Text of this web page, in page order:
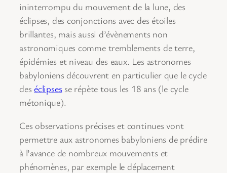
ininterrompu du mouvement de la lune, des
éclipses, des conjonctions avec des étoiles
brillantes, mais aussi d’évènements non
astronomiques comme tremblements de terre,
épidémies et niveau des eaux. Les astronomes
babyloniens découvrent en particulier que le cycle
des éclipsesse répète tous les 18 ans (le cycle
métonique).
Ces observations précises et continues vont
permettre aux astronomes babyloniens de prédire
à l’avance de nombreux mouvements et
phénomènes, par exemple le déplacement